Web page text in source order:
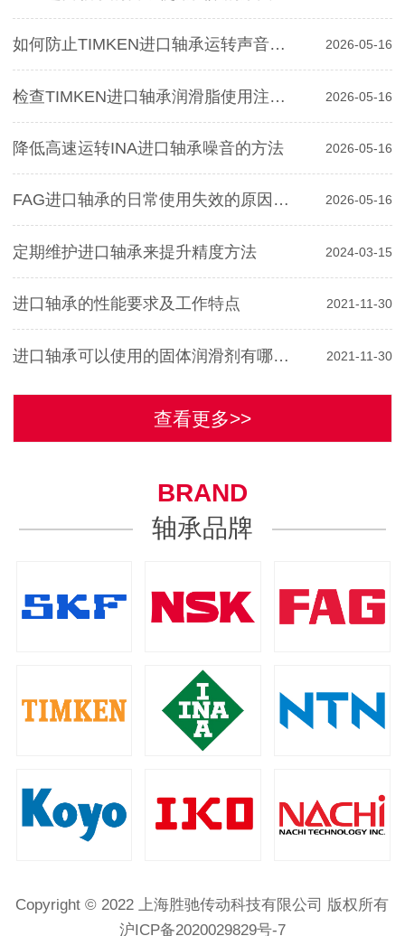
如何防止TIMKEN进口轴承运转声音对寿命影响 2026-05-16
检查TIMKEN进口轴承润滑脂使用注意事项 2026-05-16
降低高速运转INA进口轴承噪音的方法 2026-05-16
FAG进口轴承的日常使用失效的原因分析 2026-05-16
定期维护进口轴承来提升精度方法 2024-03-15
进口轴承的性能要求及工作特点 2021-11-30
进口轴承可以使用的固体润滑剂有哪些？ 2021-11-30
查看更多>>
BRAND
轴承品牌
Copyright © 2022 上海胜驰传动科技有限公司 版权所有
沪ICP备2020029829号-7